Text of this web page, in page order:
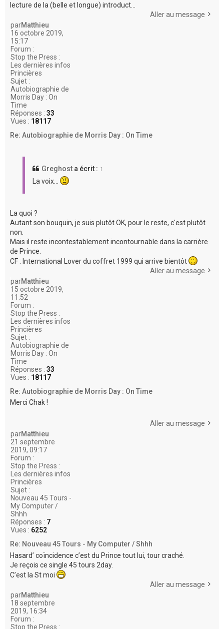
lecture de la (belle et longue) introduct...
Aller au message
parMatthieu
16 octobre 2019,
15:17
Forum :
Stop the Press :
Les dernières infos
Princières
Sujet :
Autobiographie de
Morris Day : On
Time
Réponses : 33
Vues : 18117
Re: Autobiographie de Morris Day : On Time
Greghost a écrit : ↑
La voix...
La quoi ?
Autant son bouquin, je suis plutôt OK, pour le reste, c'est plutôt
non.
Mais il reste incontestablement incontournable dans la carrière
de Prince.
CF : International Lover du coffret 1999 qui arrive bientôt
Aller au message
parMatthieu
15 octobre 2019,
11:52
Forum :
Stop the Press :
Les dernières infos
Princières
Sujet :
Autobiographie de
Morris Day : On
Time
Réponses : 33
Vues : 18117
Re: Autobiographie de Morris Day : On Time
Merci Chak !
Aller au message
parMatthieu
21 septembre
2019, 09:17
Forum :
Stop the Press :
Les dernières infos
Princières
Sujet :
Nouveau 45 Tours -
My Computer /
Shhh
Réponses : 7
Vues : 6252
Re: Nouveau 45 Tours - My Computer / Shhh
Hasard’ coïncidence c’est du Prince tout lui, tour craché.
Je reçois ce single 45 tours 2day.
C’est la St moi
Aller au message
parMatthieu
18 septembre
2019, 16:34
Forum :
Stop the Press :